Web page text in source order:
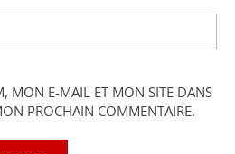
MON E-MAIL ET MON SITE DANS
PROCHAIN COMMENTAIRE.